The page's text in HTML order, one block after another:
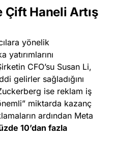
Haneli Artış
yönelik
yatırımlarını
CFO’su Susan Li,
gelirler sağladığını
ise reklam iş
miktarda kazanç
ardından Meta
10’dan fazla